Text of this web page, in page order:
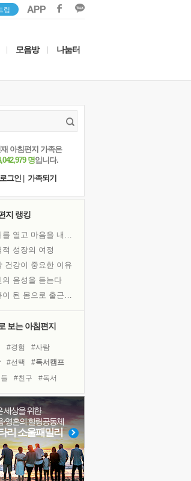
림
모음방 나눔터
아침편지 가족은
명입니다.
로그인
가족되기
지 랭킹
귀를 열고 마음을 내어주고
적 성장의 여정
건강이 중요한 이유
의 음성을 듣는다
흙이 된 몸으로 출근하는 여자
업식 사진을 보며
아픈 아버지를 위한 공간 설계
극심한 변비, 어깨결림, 수면 장애
고 싶은 어머니
유년 시절의 부산 영도 바다
된 꼰대들
보는 아침편지
#경험
#사람
#선택
#독서캠프
#친구
#독서
#극복 #리더
#삶
#면역력
교
#비전캠프
#바이러스
#계획
세상을 위한
·영혼의 힐링공동체
리 소울패밀리